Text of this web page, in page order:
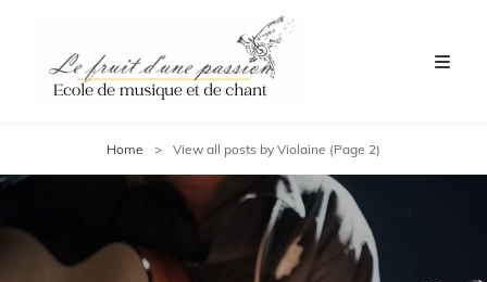
Home > View all posts by Violaine (Page 2)